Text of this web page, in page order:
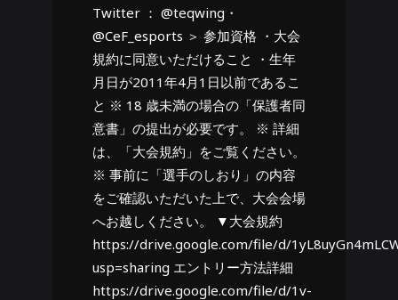
Twitter ： @teqwing・
@CeF_esports ＞ 参加資格 ・大会
規約に同意いただけること ・生年
月日が2011年4月1日以前であるこ
と ※ 18 歳未満の場合の「保護者同
意書」の提出が必要です。 ※ 詳細
は、「大会規約」をご覧ください。
※ 事前に「選手のしおり」の内容
をご確認いただいた上で、大会会場
へお越しください。 ▼大会規約
https://drive.google.com/file/d/
usp=sharing エントリー方法詳細
https://drive.google.com/file/d/1v-